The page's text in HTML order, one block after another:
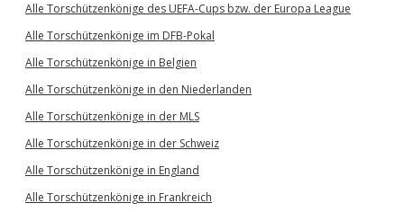
Alle Torschützenkönige des UEFA-Cups bzw. der Europa League
Alle Torschützenkönige im DFB-Pokal
Alle Torschützenkönige in Belgien
Alle Torschützenkönige in den Niederlanden
Alle Torschützenkönige in der MLS
Alle Torschützenkönige in der Schweiz
Alle Torschützenkönige in England
Alle Torschützenkönige in Frankreich